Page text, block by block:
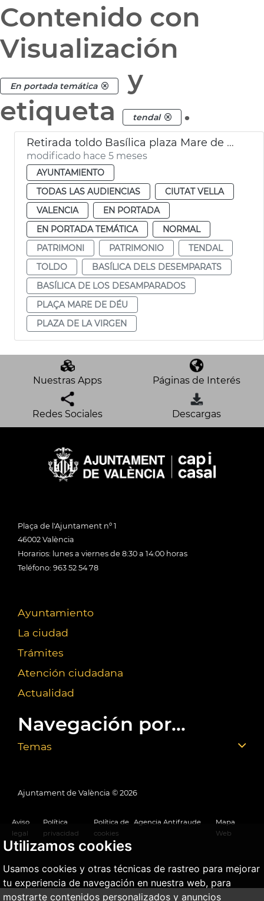
Utilizamos cookies
Usamos cookies y otras técnicas de rastreo para mejorar
tu experiencia de navegación en nuestra web, para
mostrarte contenidos personalizados y anuncios
Contenido con
Visualización
En portada temática
y
etiqueta
tendal .
Retirada toldo Basílica plaza Mare de Déu
modificado hace 5 meses
AYUNTAMIENTO
TODAS LAS AUDIENCIAS
CIUTAT VELLA
VALENCIA
EN PORTADA
EN PORTADA TEMÁTICA
NORMAL
PATRIMONI
PATRIMONIO
TENDAL
TOLDO
BASÍLICA DELS DESEMPARATS
BASÍLICA DE LOS DESAMPARADOS
PLAÇA MARE DE DÉU
PLAZA DE LA VIRGEN
Nuestras Apps Páginas de Interés
Redes Sociales Descargas
Plaça de l'Ajuntament nº 1
46002 València
Horarios: lunes a viernes de 8:30 a 14:00 horas
Teléfono: 963 52 54 78
Ayuntamiento
La ciudad
Trámites
Atención ciudadana
Actualidad
Navegación por...
Temas
Ajuntament de València © 2026
Aviso
legal
Política
privacidad
Política de
cookies
Agencia Antifraude
Mapa
Web